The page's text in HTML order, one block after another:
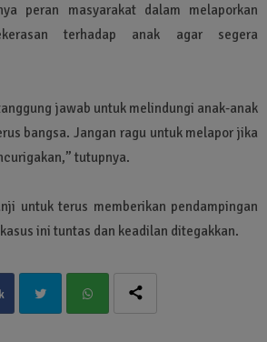
peran masyarakat dalam melaporkan
terhadap anak agar segera
jawab untuk melindungi anak-anak
bangsa. Jangan ragu untuk melapor jika
tutupnya.
untuk terus memberikan pendampingan
ini tuntas dan keadilan ditegakkan.